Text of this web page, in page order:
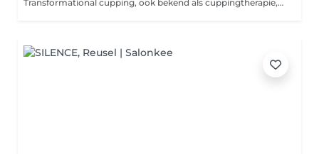
Transformational cupping, ook bekend als cuppingtherapie, is een alternatieve therapeutische methode die gebruikmaakt van onderdruk die wordt gecreëerd door speciale glazen of siliconen cups. Deze techniek richt zich op het verlichten van spierspanning, het verbeteren van de bloedcirculatie en het verwijderen van gifstoffen uit het lichaam, en is ook een populaire keuze in de strijd tegen cellulite. Contra-indicaties voor cupping: 1. Huidziekten 2. Bloedstoornissen 3. Zwangerschap 4. Ontstekingen en infecties 5. Hart- en vaatproblemen 6. Barriètes en uitgezette aderen Raadpleeg altijd een professional! Toepassing: Transformaní cupping wordt vaak gebruikt om chronische pijn, spanning, cellulite te verlichten en als ondersteunende therapie bij revalidatie na blessures. Het wordt aanbevolen om vooraf een professional te raadplegen, die passende instructies en aanbevelingen kan geven. Over het algemeen wordt deze techniek beschouwd als een effectieve methode voor het verbeteren van de lichamelijke en geestelijke gezondheid, inclusief het verminderen van cellulite.